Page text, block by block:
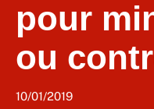
pour
ou
10/01/2019